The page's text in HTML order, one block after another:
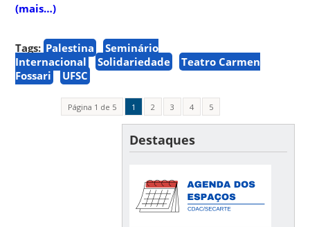
(mais…)
Tags: Palestina
Seminário
Internacional
Solidariedade
Teatro Carmen
Fossari
UFSC
Página 1 de 5 1 2 3 4 5
Destaques